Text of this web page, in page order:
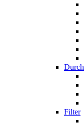
Filter